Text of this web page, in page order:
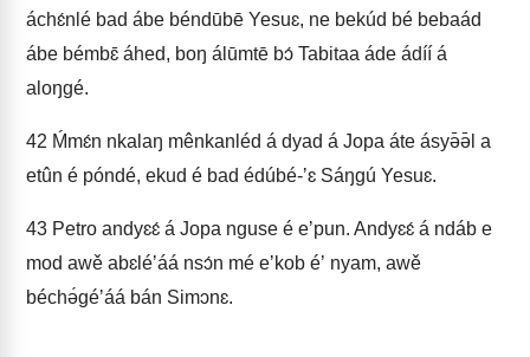
áchɛ́nlé bad ábe béndūbē Yesuɛ, ne bekúd bé bebaád
ábe bémbɛ̄ áhed, boŋ álūmtē bɔ́ Tabitaa áde ádíí á
aloŋgé.
42 Ḿmɛ́n nkalaŋ mênkanléd á dyad á Jopa áte ásyə̄ə̄l a
etûn é póndé, ekud é bad édúbé-ʼɛ Sáŋgú Yesuɛ.
43 Petro andyɛɛ́ á Jopa nguse é eʼpun. Andyɛɛ́ á ndáb e
mod awě abɛléʼáá nsɔ́n mé eʼkob éʼ nyam, awě
béchə́géʼáá bán Simɔnɛ.